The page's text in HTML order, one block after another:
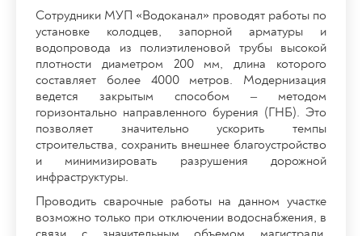
Сотрудники МУП «Водоканал» проводят работы по
установке колодцев, запорной арматуры и
водопровода из полиэтиленовой трубы высокой
плотности диаметром 200 мм, длина которого
составляет более 4000 метров. Модернизация
ведется закрытым способом – методом
горизонтально направленного бурения (ГНБ). Это
позволяет значительно ускорить темпы
строительства, сохранить внешнее благоустройство
и минимизировать разрушения дорожной
инфраструктуры.
Проводить сварочные работы на данном участке
возможно только при отключении водоснабжения, в